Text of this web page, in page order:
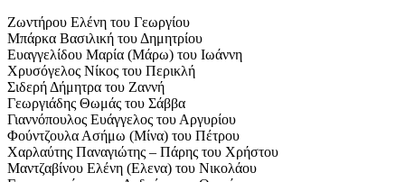
Ζωντήρου Ελένη του Γεωργίου
Μπάρκα Βασιλική του Δημητρίου
Ευαγγελίδου Μαρία (Μάρω) του Ιωάννη
Χρυσόγελος Νίκος του Περικλή
Σιδερή Δήμητρα του Ζαννή
Γεωργιάδης Θωμάς του Σάββα
Γιαννόπουλος Ευάγγελος του Αργυρίου
Φούντζουλα Ασήμω (Μίνα) του Πέτρου
Χαρλαύτης Παναγιώτης – Πάρης του Χρήστου
Μαντζαβίνου Ελένη (Ελενα) του Νικολάου